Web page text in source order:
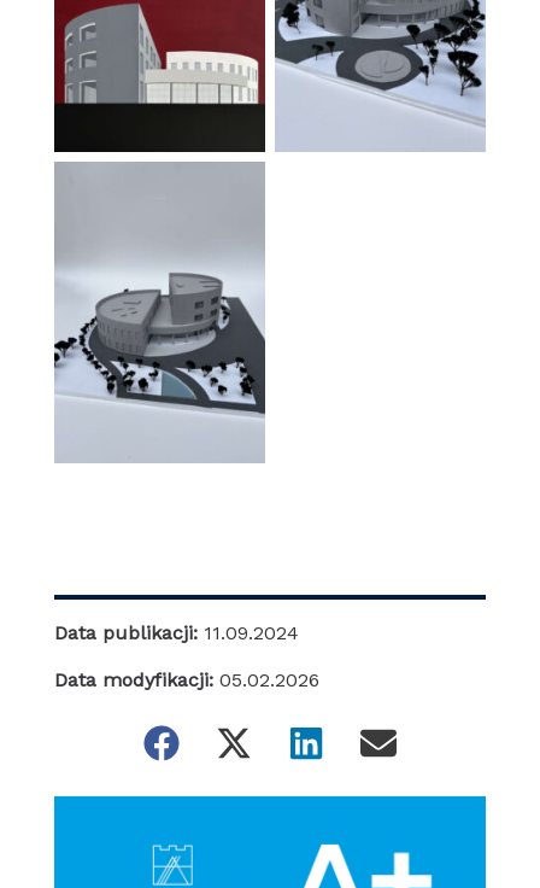
Data publikacji: 11.09.2024
Data modyfikacji: 05.02.2026